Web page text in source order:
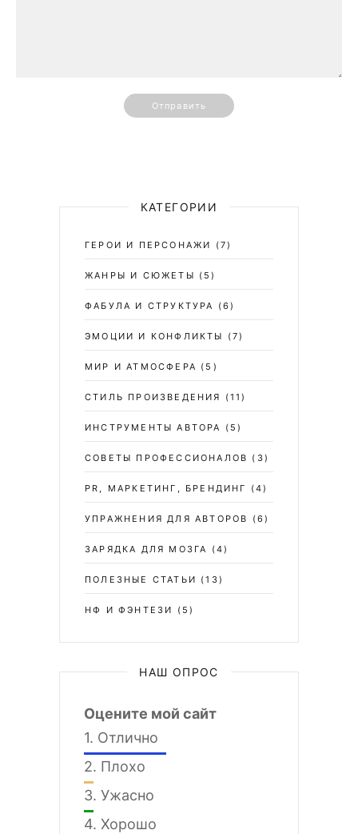
Отправить
КАТЕГОРИИ
ГЕРОИ И ПЕРСОНАЖИ (7)
ЖАНРЫ И СЮЖЕТЫ (5)
ФАБУЛА И СТРУКТУРА (6)
ЭМОЦИИ И КОНФЛИКТЫ (7)
МИР И АТМОСФЕРА (5)
СТИЛЬ ПРОИЗВЕДЕНИЯ (11)
ИНСТРУМЕНТЫ АВТОРА (5)
СОВЕТЫ ПРОФЕССИОНАЛОВ (3)
PR, МАРКЕТИНГ, БРЕНДИНГ (4)
УПРАЖНЕНИЯ ДЛЯ АВТОРОВ (6)
ЗАРЯДКА ДЛЯ МОЗГА (4)
ПОЛЕЗНЫЕ СТАТЬИ (13)
НФ И ФЭНТЕЗИ (5)
НАШ ОПРОС
Оцените мой сайт
1. Отлично
2. Плохо
3. Ужасно
4. Хорошо